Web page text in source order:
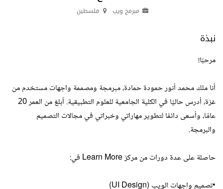
مبرمج ويب فلسطين
نبذة
مرحبًا!
أنا ملك محمد أنور حمودة حمادة، مبرمجة ومصممة واجهات مستخدم من
غزة، أدرس حاليًا في الكلية الجامعية للعلوم التطبيقية. أبلغ من العمر 20
عامًا، وأسعى دائمًا لتطوير مهاراتي وخبراتي في مجالات التصميم
والبرمجة.
حاصلة على عدة دورات من مركز Learn More في:
•تصميم واجهات الويب (UI Design)